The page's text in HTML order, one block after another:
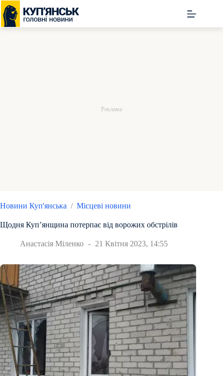
Перейти
до
вмісту
Новини Куп'янська / Місцеві новини
Щодня Куп’янщина потерпає від ворожих обстрілів
Анастасія Міленко 21 Квітня 2023, 14:55